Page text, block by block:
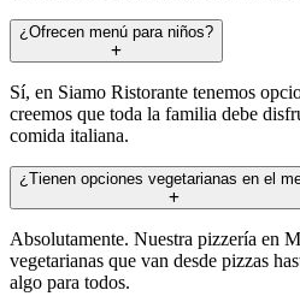
¿Ofrecen menú para niños?
Sí, en Siamo Ristorante tenemos
creemos que toda la familia debe
comida italiana.
¿Tienen opciones vegetarianas en el
Absolutamente. Nuestra pizzería en
vegetarianas que van desde pizzas
algo para todos.